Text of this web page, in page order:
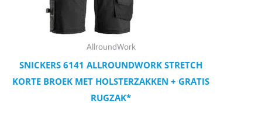
AllroundWork
SNICKERS 6141 ALLROUNDWORK STRETCH
KORTE BROEK MET HOLSTERZAKKEN + GRATIS
RUGZAK*
kan
gekozen
worden
op
de
productpagina